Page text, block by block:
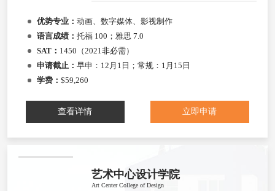
优势专业： 动画、数字媒体、影视制作
语言成绩： 托福 100；雅思 7.0
SAT： 1450（2021非必需）
申请截止： 早申：12月1日；常规：1月15日
学费： $59,260
查看详情 立即申请
艺术中心设计学院
Art Center College of Design